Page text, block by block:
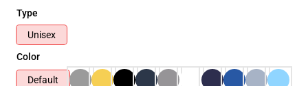
Type
Unisex
Color
Default